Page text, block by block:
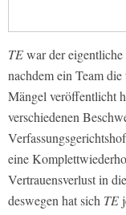
TEwar der
nachdem ein Team
Mängel veröffentlicht
verschiedenen
eine
Vertrauensverlust in
deswegen hat sich TE